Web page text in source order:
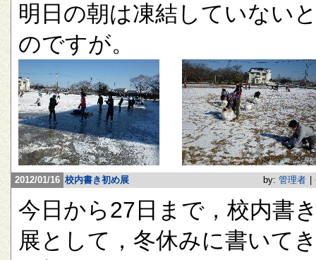
明日の朝は凍結していない
のですが。
2012/01/16 校内書き初め展 by: 管理者
今日から27日まで，校内書
展として，冬休みに書いて